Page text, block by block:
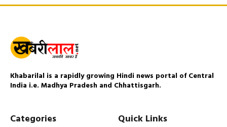
Khabarilal is a rapidly growing Hindi news portal of Central
India i.e. Madhya Pradesh and Chhattisgarh.
Categories Quick Links